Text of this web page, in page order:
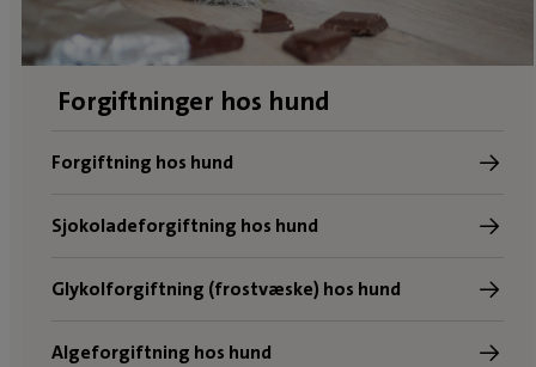
Forgiftninger hos hund
Forgiftning hos hund
Sjokoladeforgiftning hos hund
Glykolforgiftning (frostvæske) hos hund
Algeforgiftning hos hund